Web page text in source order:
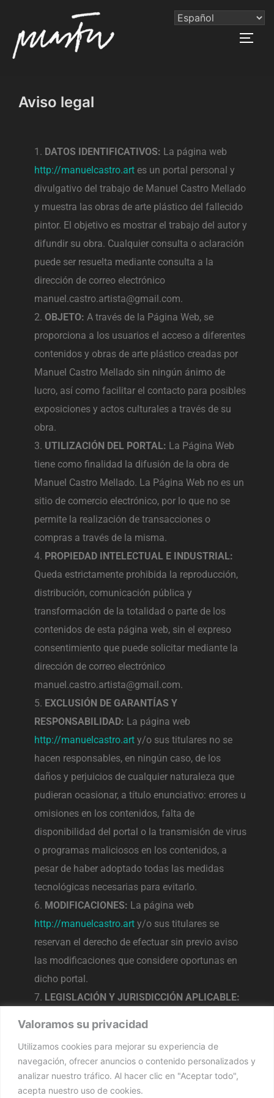
Valoramos su privacidad
Utilizamos cookies para mejorar su experiencia de
navegación, ofrecer anuncios o contenido personalizados y
analizar nuestro tráfico. Al hacer clic en "Aceptar todo",
acepta nuestro uso de cookies.
Aviso legal
DATOS IDENTIFICATIVOS: La página web
http://manuelcastro.art es un portal personal y
divulgativo del trabajo de Manuel Castro Mellado
y muestra las obras de arte plástico del fallecido
pintor. El objetivo es mostrar el trabajo del autor y
difundir su obra. Cualquier consulta o aclaración
puede ser resuelta mediante consulta a la
dirección de correo electrónico
manuel.castro.artista@gmail.com.
OBJETO: A través de la Página Web, se
proporciona a los usuarios el acceso a diferentes
contenidos y obras de arte plástico creadas por
Manuel Castro Mellado sin ningún ánimo de
lucro, así como facilitar el contacto para posibles
exposiciones y actos culturales a través de su
obra.
UTILIZACIÓN DEL PORTAL: La Página Web
tiene como finalidad la difusión de la obra de
Manuel Castro Mellado. La Página Web no es un
sitio de comercio electrónico, por lo que no se
permite la realización de transacciones o
compras a través de la misma.
PROPIEDAD INTELECTUAL E INDUSTRIAL:
Queda estrictamente prohibida la reproducción,
distribución, comunicación pública y
transformación de la totalidad o parte de los
contenidos de esta página web, sin el expreso
consentimiento que puede solicitar mediante la
dirección de correo electrónico
manuel.castro.artista@gmail.com.
EXCLUSIÓN DE GARANTÍAS Y
RESPONSABILIDAD: La página web
http://manuelcastro.art y/o sus titulares no se
hacen responsables, en ningún caso, de los
daños y perjuicios de cualquier naturaleza que
pudieran ocasionar, a título enunciativo: errores u
omisiones en los contenidos, falta de
disponibilidad del portal o la transmisión de virus
o programas maliciosos en los contenidos, a
pesar de haber adoptado todas las medidas
tecnológicas necesarias para evitarlo.
MODIFICACIONES: La página web
http://manuelcastro.art y/o sus titulares se
reservan el derecho de efectuar sin previo aviso
las modificaciones que considere oportunas en
dicho portal.
LEGISLACIÓN Y JURISDICCIÓN APLICABLE:
usuario se regirá por la normativa española
vigente y cualquier controversia se someterá a los
Juzgados y tribunales correspondientes.